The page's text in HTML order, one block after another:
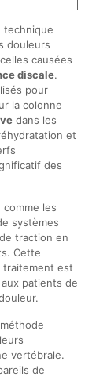
douleurs
causées
discale.
pour
la colonne
dans les
et
des
les
systèmes
traction en
Cette
traitement est
patients de
vertébrale.
de